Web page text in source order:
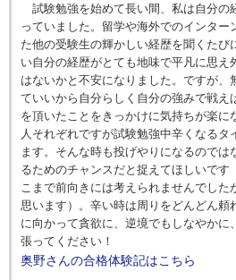
試験勉強を始めて長い間、私は自分の
っていました。留学や海外でのインター
た他の受験生の輝かしい経歴を聞くたび
い自分の経歴がとても地味で平凡に思え
はないかと不安になりました。ですが、
ていいから自分らしく自分の強みで戦え
を頂いたことをきっかけに気持ちが楽に
人それぞれですが試験勉強中辛くなる
ます。そんな時も投げやりになるのでは
るためのチャンスだと捉えてほしいです
こまで前向きには考えられませんでした
思います）。辛い時は周りをどんどん頼
に向かって貪欲に、逆境でもしなやかに
張ってください！
奥野さんの合格体験記はこちら